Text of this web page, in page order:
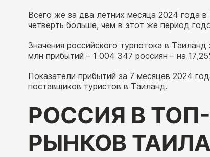
Всего же за два летних месяца 2024 года
четверть больше, чем в этот же период
Значения российского турпотока в
млн прибытий – 1 004 347 россиян – на
Показатели прибытий за 7 месяцев 2024
поставщиков туристов в Таиланд.
РОССИЯ В
РЫНКОВ